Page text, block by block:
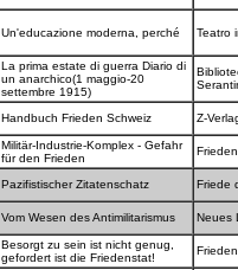
Un'educazione moderna, perché Teatro
La prima estate di guerra Diario di
un anarchico(1 maggio-20
settembre 1915)
Handbuch Frieden Schweiz Z-
Militär-Industrie-Komplex - Gefahr
für den Frieden
Pazifistischer Zitatenschatz Friede
Vom Wesen des Antimilitarismus Neues
Besorgt zu sein ist nicht genug,
gefordert ist die Friedenstat!